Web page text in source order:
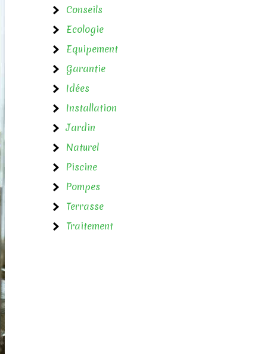
Conseils
Ecologie
Equipement
Garantie
Idées
Installation
Jardin
Naturel
Piscine
Pompes
Terrasse
Traitement